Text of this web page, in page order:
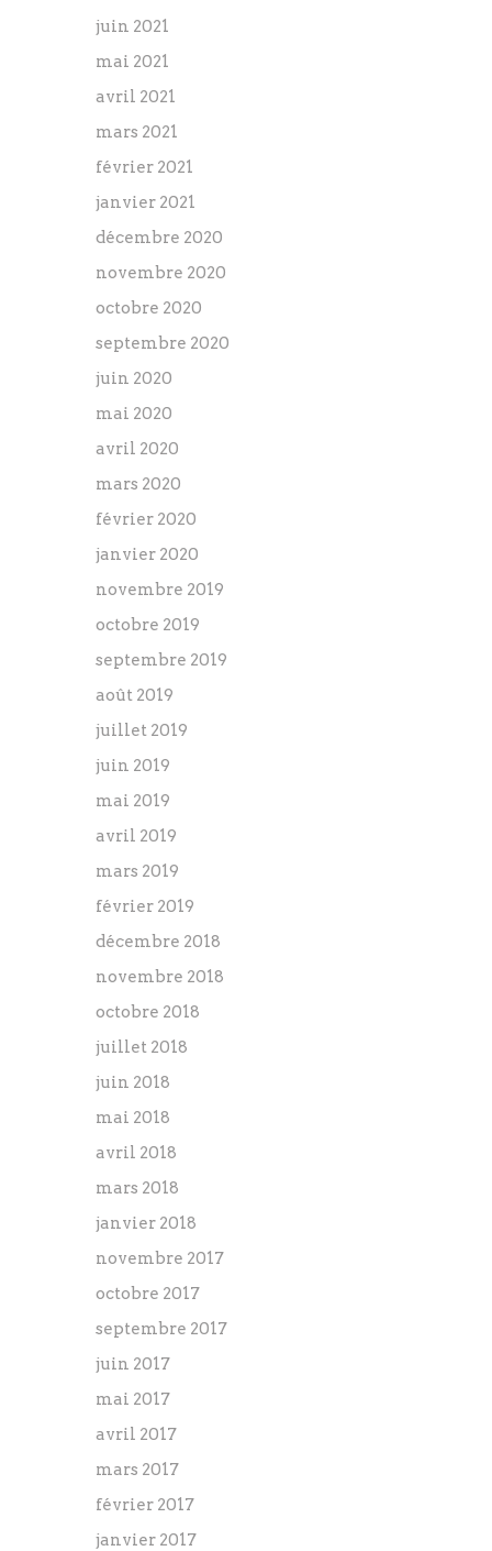
juin 2021
mai 2021
avril 2021
mars 2021
février 2021
janvier 2021
décembre 2020
novembre 2020
octobre 2020
septembre 2020
juin 2020
mai 2020
avril 2020
mars 2020
février 2020
janvier 2020
novembre 2019
octobre 2019
septembre 2019
août 2019
juillet 2019
juin 2019
mai 2019
avril 2019
mars 2019
février 2019
décembre 2018
novembre 2018
octobre 2018
juillet 2018
juin 2018
mai 2018
avril 2018
mars 2018
janvier 2018
novembre 2017
octobre 2017
septembre 2017
juin 2017
mai 2017
avril 2017
mars 2017
février 2017
janvier 2017